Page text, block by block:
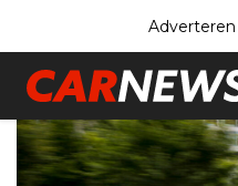
Adverteren